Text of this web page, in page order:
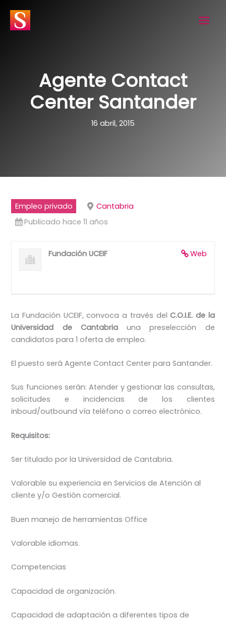
contenido
Agente Contact
Center Santander
16 abril, 2015
Empleo privado
Cantabria
Publicado hace 11 años
Web
Fundación UCEIF
La Fundación UCEIF, convoca a través delC.O.I.E. de la
Universidad de Cantabriauna preselección de
candidatos para 1 oferta de empleo.
El puesto será Agente Contact Center para Santander.
Sus funciones serán: Atender y gestionar las consultas,
solicitudes e incidencias de los clientes
inboud/outbound vía teléfono o correo electrónico.
Requisitos:
Ser titulado por la Universidad de Cantabria.
Valorable su experiencia en Servicios de Atención al
cliente y/o Gestión comercial.
Buen manejo de herramientas Office
Valorable idiomas.
Competencias
Capacidad de organización.
Capacidad de adaptación a diferentes tipos de